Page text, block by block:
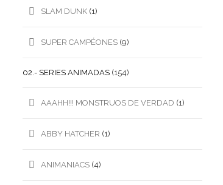
SLAM DUNK (1)
SUPER CAMPÉONES (9)
02.- SERIES ANIMADAS (154)
AAAHH!!! MONSTRUOS DE VERDAD (1)
ABBY HATCHER (1)
ANIMANIACS (4)